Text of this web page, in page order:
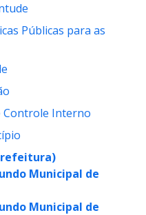
Públicas para as
Controle Interno
Municipal de
Municipal de